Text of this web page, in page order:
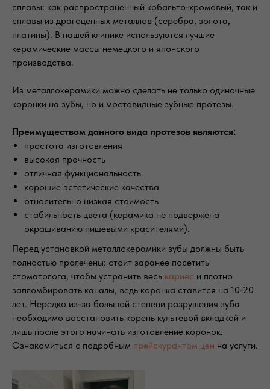
сплавы: как распространенный кобальто-хромовый, так и
сплавы из драгоценных металлов (серебра, золота,
платины). В нашей клинике используются лучшие
керамические массы немецкого и японского
производства.
Из металлокерамики можно сделать не только одиночные
коронки на зубы, но и мостовидные зубные протезы.
Преимуществом данного вида протезов являются:
простота изготовления
высокая прочность
отличная функциональность
хорошие эстетические качества
относительно низкая стоимость
стабильность цвета (керамика не подвержена
окрашиванию пищевыми красителями).
Перед установкой металлокерамики зубы должны быть
полностью пролечены: стоит заранее посетить
стоматолога, чтобы устранить весь кариес и плотно
запломбировать каналы, ведь коронка ставится на 10-20
лет. Нередко из-за большой степени разрушения зуба
необходимо восстановить корень культевой вкладкой и
лишь после этого начинать изготовление коронок.
Ознакомиться с подробным прейскурантом цен на услуги.